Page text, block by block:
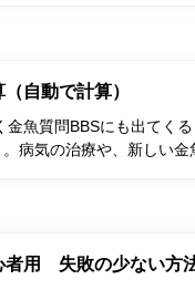
自動で計算）
魚質問BBSにも出てく
病気の治療や、新しい
者用 失敗の少ない方